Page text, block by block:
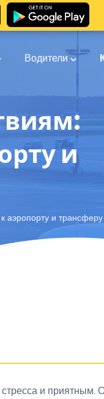
Водители
и
аэропорту и трансферу
и приятным.